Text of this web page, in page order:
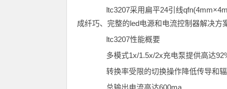
ltc3207采用扁平24引线
成纤巧、完整的led电源和电流控制器解决方
ltc3207性能概要
多模式1x/1.5x/2x充电泵提供高达
转换率受限的切换操作降低传导和辐
总输出电流高达600ma